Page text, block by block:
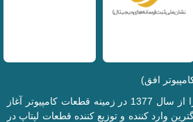
کامپیوتر افق، فعالیت خود را از سال 1377 در زمینه قطعات کامپیوتر آغاز
وارد کننده و توزیع کننده قطعات لپتاپ در